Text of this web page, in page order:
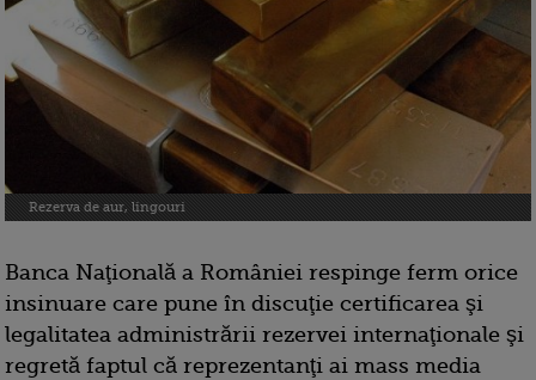
Rezerva de aur, lingouri
Banca Naţională a României respinge ferm orice
insinuare care pune în discuţie certificarea şi
legalitatea administrării rezervei internaţionale şi
regretă faptul că reprezentanţi ai mass media